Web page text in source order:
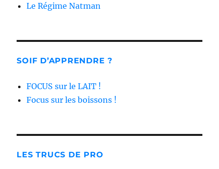
Le Régime Natman
SOIF D’APPRENDRE ?
FOCUS sur le LAIT !
Focus sur les boissons !
LES TRUCS DE PRO